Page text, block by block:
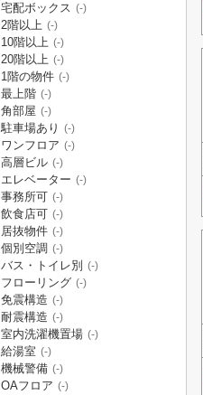
宅配ボックス (-)
2階以上 (-)
10階以上 (-)
20階以上 (-)
1階の物件 (-)
最上階 (-)
角部屋 (-)
駐車場あり (-)
ワンフロア (-)
高層ビル (-)
エレベーター (-)
事務所可 (-)
飲食店可 (-)
居抜物件 (-)
個別空調 (-)
バス・トイレ別 (-)
フローリング (-)
免震構造 (-)
耐震構造 (-)
室内洗濯機置場 (-)
給湯室 (-)
機械警備 (-)
OAフロア (-)